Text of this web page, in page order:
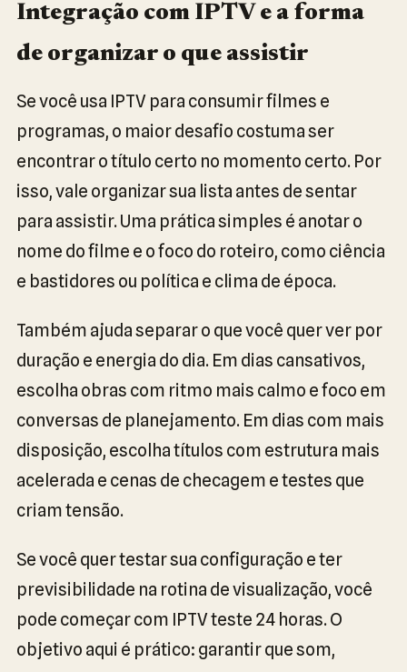
Integração com IPTV e a forma
de organizar o que assistir
Se você usa IPTV para consumir filmes e
programas, o maior desafio costuma ser
encontrar o título certo no momento certo. Por
isso, vale organizar sua lista antes de sentar
para assistir. Uma prática simples é anotar o
nome do filme e o foco do roteiro, como ciência
e bastidores ou política e clima de época.
Também ajuda separar o que você quer ver por
duração e energia do dia. Em dias cansativos,
escolha obras com ritmo mais calmo e foco em
conversas de planejamento. Em dias com mais
disposição, escolha títulos com estrutura mais
acelerada e cenas de checagem e testes que
criam tensão.
Se você quer testar sua configuração e ter
previsibilidade na rotina de visualização, você
pode começar com IPTV teste 24 horas. O
objetivo aqui é prático: garantir que som,